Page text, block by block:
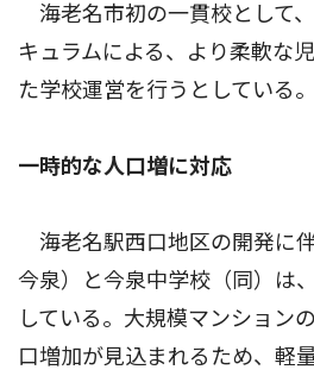
海老名市初の一貫校として
キュラムによる、より柔軟な
た学校運営を行うとしている。
一時的な人口増に対応
海老名駅西口地区の開発に
今泉）と今泉中学校（同）は
している。大規模マンション
口増加が見込まれるため、軽